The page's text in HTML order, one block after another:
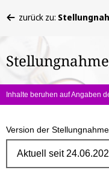
befinden
hier:
zurück zu:
Inhalte beruhen auf Angaben
Version der